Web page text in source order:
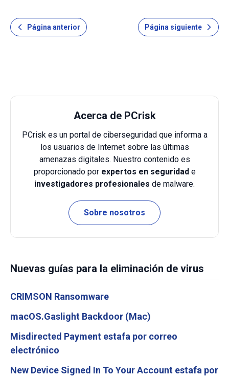
de terceros que activa Windows. Anteriormente, este
software malicioso se llamaba "Win32:
Página anterior Página siguiente
Acerca de PCrisk
PCrisk es un portal de ciberseguridad que informa a
los usuarios de Internet sobre las últimas
amenazas digitales. Nuestro contenido es
proporcionado por expertos en seguridade
investigadores profesionales de malware.
Sobre nosotros
Nuevas guías para la eliminación de virus
CRIMSON Ransomware
macOS.Gaslight Backdoor (Mac)
Misdirected Payment estafa por correo
electrónico
New Device Signed In To Your Account estafa por